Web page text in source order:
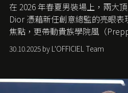
在 2026 年春夏男裝場上，兩大
Dior 憑藉新任創意總監的亮眼
焦點，更帶動貴族學院風（
潮，讓這股經典風格再度回到大
30.10.2025 by L'OFFICIEL Team